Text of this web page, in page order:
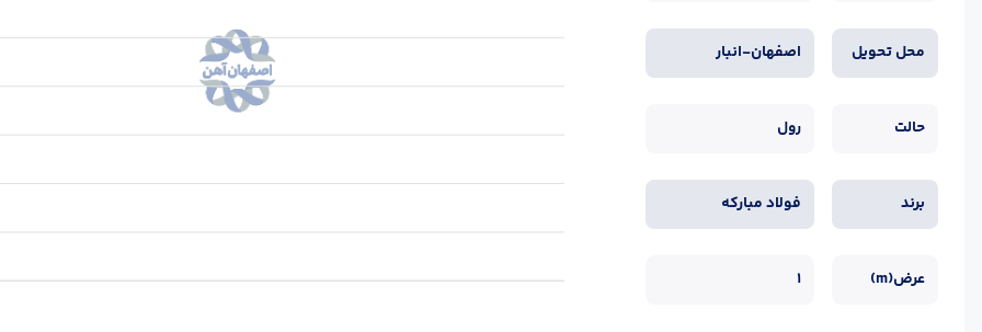
محل تحویل اصفهان-انبار
حالت رول
برند فولاد مبارکه
عرض(m) 1